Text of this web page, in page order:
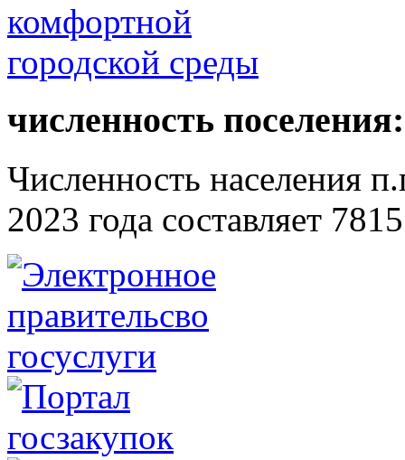
численность поселения:
Численность населения
2023 года составляет